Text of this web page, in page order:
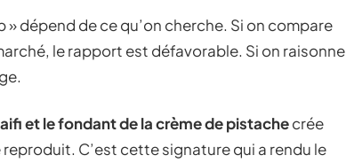
dépend de ce qu’on cherche. Si on compare
le rapport est défavorable. Si on raisonne
et le fondant de la crème de pistachecrée
C’est cette signature qui a rendu le